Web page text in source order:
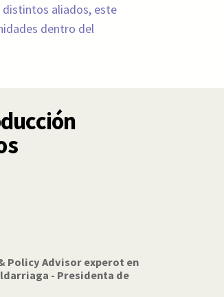
distintos aliados, este
dentro del
Policy Advisor experot en
- Presidenta de